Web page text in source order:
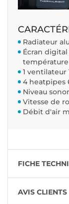
Radiateur
Écran
1 ventilateur
4 heatpipes
Niveau
Vitesse de
Débit d'air
FICHE
AVIS CLIENTS